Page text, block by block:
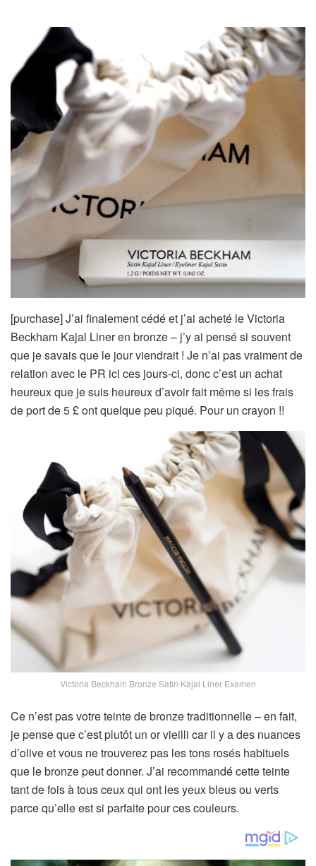
[purchase] J’ai finalement cédé et j’ai acheté le Victoria
Beckham Kajal Liner en bronze – j’y ai pensé si souvent
que je savais que le jour viendrait ! Je n’ai pas vraiment de
relation avec le PR ici ces jours-ci, donc c’est un achat
heureux que je suis heureux d’avoir fait même si les frais
de port de 5 £ ont quelque peu piqué. Pour un crayon !!
Victoria Beckham Bronze Satin Kajal Liner Examen
Ce n’est pas votre teinte de bronze traditionnelle – en fait,
je pense que c’est plutôt un or vieilli car il y a des nuances
d’olive et vous ne trouverez pas les tons rosés habituels
que le bronze peut donner. J’ai recommandé cette teinte
tant de fois à tous ceux qui ont les yeux bleus ou verts
parce qu’elle est si parfaite pour ces couleurs.